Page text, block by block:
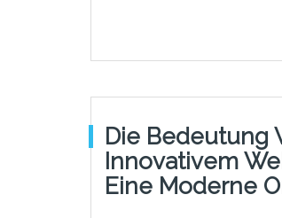
Die Bedeutung
Innovativem
Eine Moderne